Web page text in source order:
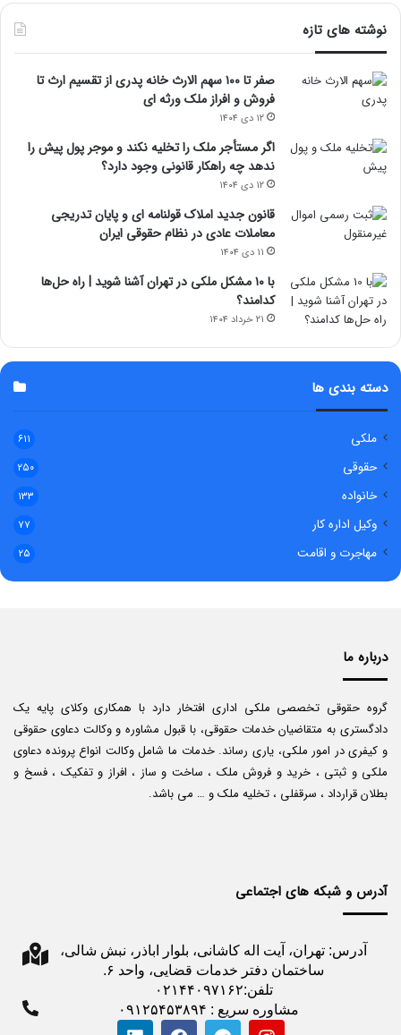
نوشته های تازه
صفر تا ۱۰۰ سهم الارث خانه پدری از تقسیم ارث تا
فروش و افراز ملک ورثه ای
۱۲ دی ۱۴۰۴
اگر مستأجر ملک را تخلیه نکند و موجر پول پیش را
ندهد چه راهکار قانونی وجود دارد؟
۱۲ دی ۱۴۰۴
قانون جدید املاک قولنامه ای و پایان تدریجی
معاملات عادی در نظام حقوقی ایران
۱۱ دی ۱۴۰۴
با ۱۰ مشکل ملکی در تهران آشنا شوید | راه حل‌ها
کدامند؟
۲۱ خرداد ۱۴۰۴
دسته بندی ها
ملکی ۶۱۱
حقوقی ۲۵۰
خانواده ۱۳۳
وکیل اداره کار ۷۷
مهاجرت و اقامت ۲۵
درباره ما
گروه حقوقی تخصصی ملکی اداری افتخار دارد با همکاری وکلای پایه یک
دادگستری به متقاضیان خدمات حقوقی، با قبول مشاوره و وکالت دعاوی حقوقی
و کیفری در امور ملکی، یاری رساند. خدمات ما شامل وکالت انواع پرونده دعاوی
ملکی و ثبتی ، خرید و فروش ملک ، ساخت و ساز ، افراز و تفکیک ، فسخ و
بطلان قرارداد ، سرقفلی ، تخلیه ملک و … می باشد.
آدرس و شبکه های اجتماعی
آدرس: تهران، آیت اله کاشانی، بلوار اباذر، نبش شالی،
ساختمان دفتر خدمات قضایی، واحد ۶.
تلفن:۰۲۱۴۴۰۹۷۱۶۲
مشاوره سریع : ۰۹۱۲۵۴۵۳۸۹۴